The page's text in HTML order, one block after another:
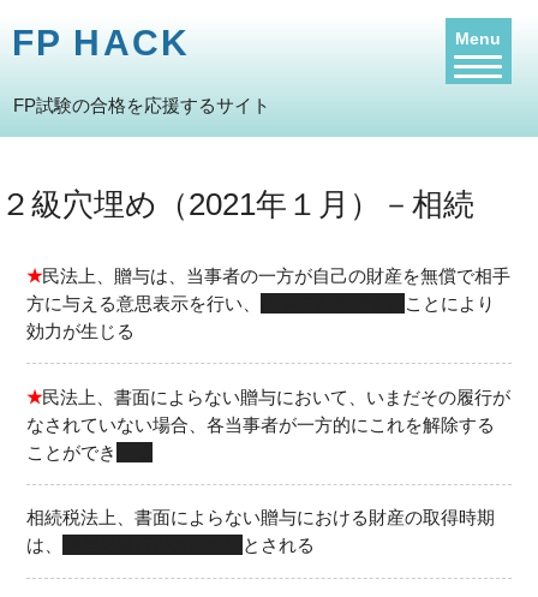
FP HACK
FP試験の合格を応援するサイト
２級穴埋め（2021年１月）－相続
★民法上、贈与は、当事者の一方が自己の財産を無償で相手
方に与える意思表示を行い、
ことにより
効力が生じる
★民法上、書面によらない贈与において、いまだその履行が
なされていない場合、各当事者が一方的にこれを解除する
ことができ
相続税法上、書面によらない贈与における財産の取得時期
は、
とされる
Menu